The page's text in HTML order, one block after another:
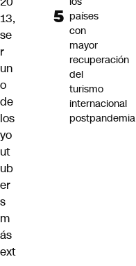
13,
se
r
un
o
de
los
yo
ut
ub
er
s
m
ás
ext
países
con
mayor
recuperación
del
turismo
internacional
postpandemia